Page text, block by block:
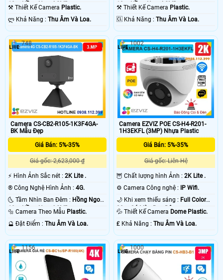
10m Hồng Ngoại SMD.
⚒ Thiết Kế Camera Plastic.
️ლ Khả Năng : Thu Âm Và Loa.
10m Hồng Ngoại SMD.
⚒ Thiết Kế Camera Plastic.
️🆑 Khả Năng :Thu Âm Và Loa.
Camera CS-CB2-R105-1K3F4GA-
BK Mẫu Đẹp
Giá Bán: 5%-35%
Giá gốc: 2,623,000 ₫
️⚡ Hình Ảnh Sắc nét : 2K Lite .
®️ Công Nghệ Hình Ảnh : 4G.
🌜 Tầm Nhìn Ban Đêm : Hồng Ngoại
10m Hồng Ngoại SMD.
🔩 Camera Theo Mẫu Plastic.
️🔮 Đặt Điểm : Thu Âm Và Loa.
748
Camera EZVIZ POE CS-H4-R201-
1H3EKFL (3MP) Nhựa Plastic
Giá Bán: 5%-35%
Giá gốc: Liên Hệ
🦉 Chất lượng hình Ảnh :2K Lite .
⚙ Camera Công nghệ :
IP Wifi.
🌙 Khi xem thiếu sáng : Full Color
20m Có Màu Ban Ðêm.
💦 Thiết Kế Camera Dome Plastic.
️₤ Khả Năng :Thu Âm Và Loa.
1002
1156 1000